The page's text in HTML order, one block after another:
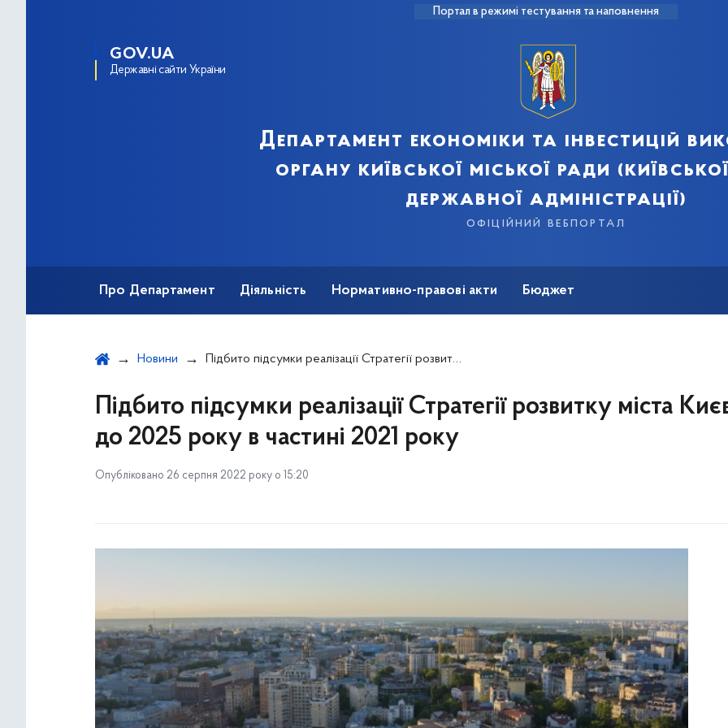
Портал в режимі тестування та наповнення
GOV.UA
Державні сайти України
Департамент економіки та інвестицій
органу київської міської ради
державної адміністрації)
офіційний вебпортал
Про Департамент Діяльність Нормативно-правові акти Бюджет
Новини Підбито підсумки реалізації Стратегії розвитку міста Києва до 2025 року в частині 2021 року
Підбито підсумки реалізації Стратегії розвитку міста
до 2025 року в частині 2021 року
Опубліковано 26 серпня 2022 року о 15:20